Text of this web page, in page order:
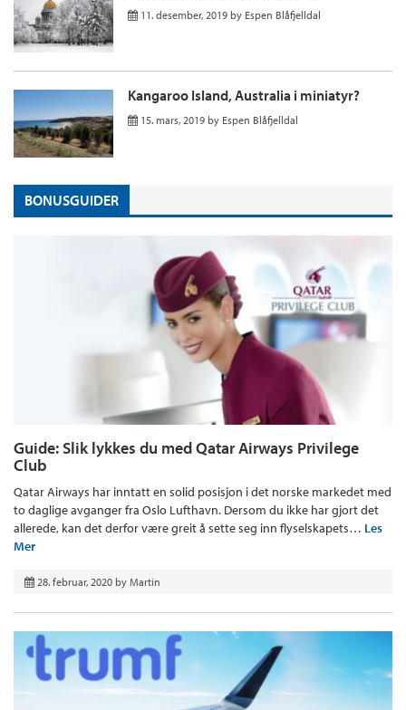
11. desember, 2019 by Espen Blåfjelldal
Kangaroo Island, Australia i miniatyr?
15. mars, 2019 by Espen Blåfjelldal
BONUSGUIDER
Guide: Slik lykkes du med Qatar Airways Privilege
Club
Qatar Airways har inntatt en solid posisjon i det norske markedet med
to daglige avganger fra Oslo Lufthavn. Dersom du ikke har gjort det
allerede, kan det derfor være greit å sette seg inn flyselskapets… Les
Mer
28. februar, 2020 by Martin